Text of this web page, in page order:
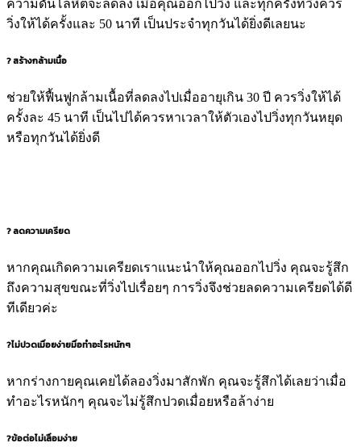
ความดันโลหิตจะลดลง เมื่อคุณออกไปวิ่ง และทุกครั้งที่วิ่งควร
วิ่งให้ได้ครั้งและ 50 นาที เป็นประจำทุกวันได้ยิ่งดีเลยนะ
?สร้างกล้ามเนื้อ
ช่วยให้ฟื้นฟูกล้ามเนื้อที่ลดลงไปเมื่ออายุเกิน 30 ปี ควรวิ่งให้ได้
ครั้งละ 45 นาที เป็นไปได้ควรหาเวลาให้ตัวเองไปวิ่งทุกวันหยุด
หรือทุกวันได้ยิ่งดี
?ลดความเครียด
หากคุณเกิดความเครียดเราแนะนำให้คุณออกไปวิ่ง คุณจะรู้สึก
ถึงความสุขขณะที่วิ่งไปเรื่อยๆ การวิ่งจึงช่วยลดความเครียดได้ดี
ทีเดียวค่ะ
?ไม่ปวดเมื่อยง่ายมื่อทำอะไรหนักๆ
หากร่างกายคุณเคยได้ลองวิ่งมาสักพัก คุณจะรู้สึกได้เลยว่าเมื่อ
ทำอะไรหนักๆ คุณจะไม่รู้สึกปวดเมื่อยหรือล้าง่าย
?ข้อต่อไม่เสื่อมง่าย